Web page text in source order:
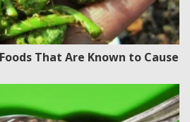
That Are Known to Cause